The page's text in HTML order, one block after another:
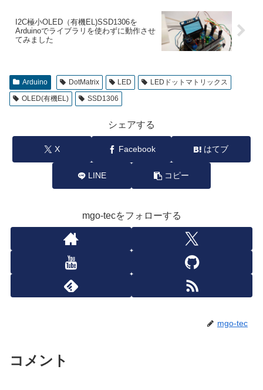
I2C極小OLED（有機EL)SSD1306を
Arduinoでライブラリを使わずに動作させ
てみました
Arduino DotMatrix LED
LEDドットマトリックス
OLED(有機EL)
SSD1306
シェアする
X Facebook はてブ
LINE コピー
mgo-tecをフォローする
mgo-tec
コメント